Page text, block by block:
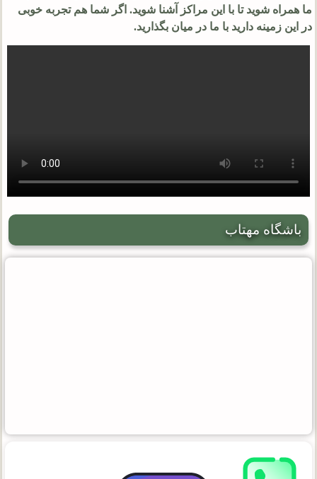
ما همراه شوید تا با این مراکز آشنا شوید. اگر شما هم تجربه خوبی
در این زمینه دارید با ما در میان بگذارید.
باشگاه مهتاب